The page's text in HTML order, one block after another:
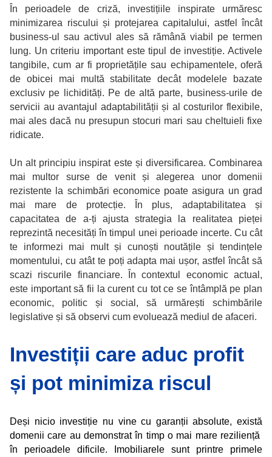
În perioadele de criză, investițiile inspirate urmăresc
minimizarea riscului și protejarea capitalului, astfel încât
business-ul sau activul ales să rămână viabil pe termen
lung. Un criteriu important este tipul de investiție. Activele
tangibile, cum ar fi proprietățile sau echipamentele, oferă
de obicei mai multă stabilitate decât modelele bazate
exclusiv pe lichidități. Pe de altă parte, business-urile de
servicii au avantajul adaptabilității și al costurilor flexibile,
mai ales dacă nu presupun stocuri mari sau cheltuieli fixe
ridicate.
Un alt principiu inspirat este și diversificarea. Combinarea
mai multor surse de venit și alegerea unor domenii
rezistente la schimbări economice poate asigura un grad
mai mare de protecție. În plus, adaptabilitatea și
capacitatea de a-ți ajusta strategia la realitatea pieței
reprezintă necesități în timpul unei perioade incerte. Cu cât
te informezi mai mult și cunoști noutățile și tendințele
momentului, cu atât te poți adapta mai ușor, astfel încât să
scazi riscurile financiare. În contextul economic actual,
este important să fii la curent cu tot ce se întâmplă pe plan
economic, politic și social, să urmărești schimbările
legislative și să observi cum evoluează mediul de afaceri.
Investiții care aduc profit
și pot minimiza riscul
Deși nicio investiție nu vine cu garanții absolute, există
domenii care au demonstrat în timp o mai mare reziliență
în perioadele dificile. Imobiliarele sunt printre primele